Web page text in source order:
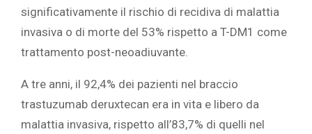
significativamente il rischio di recidiva di malattia
invasiva o di morte del 53% rispetto a T-DM1 come
trattamento post-neoadiuvante.
A tre anni, il 92,4% dei pazienti nel braccio
trastuzumab deruxtecan era in vita e libero da
malattia invasiva, rispetto all’83,7% di quelli nel